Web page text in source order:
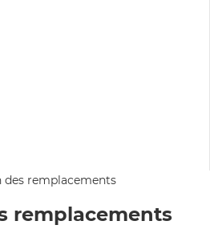
remplacements